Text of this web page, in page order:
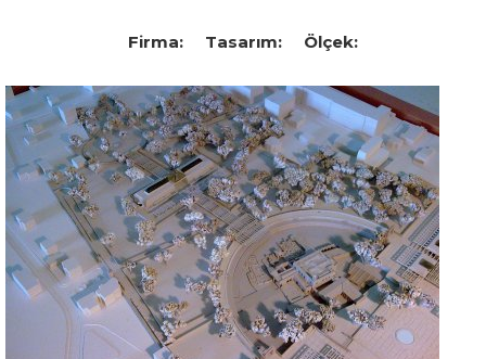
Firma: Tasarım: Ölçek: